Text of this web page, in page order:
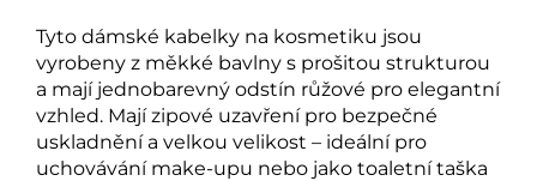
Cestovní Taška Na Líčidla A
Toaletní Potřeby
Tyto dámské kabelky na kosmetiku jsou
vyrobeny z měkké bavlny s prošitou strukturou
a mají jednobarevný odstín růžové pro elegantní
vzhled. Mají zipové uzavření pro bezpečné
uskladnění a velkou velikost – ideální pro
uchovávání make-upu nebo jako toaletní taška